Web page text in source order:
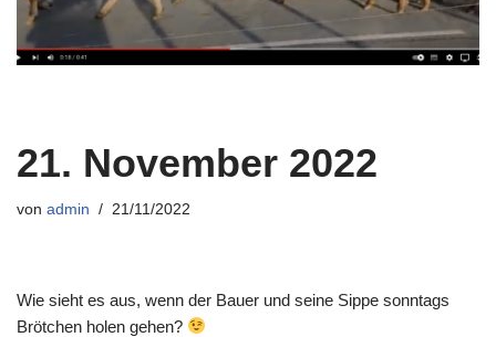
21. November 2022
von admin 21/11/2022
Wie sieht es aus, wenn der Bauer und seine Sippe sonntags
Brötchen holen gehen?